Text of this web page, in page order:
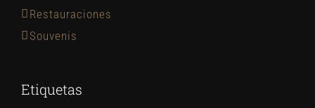
Restauraciones
Souvenis
Etiquetas